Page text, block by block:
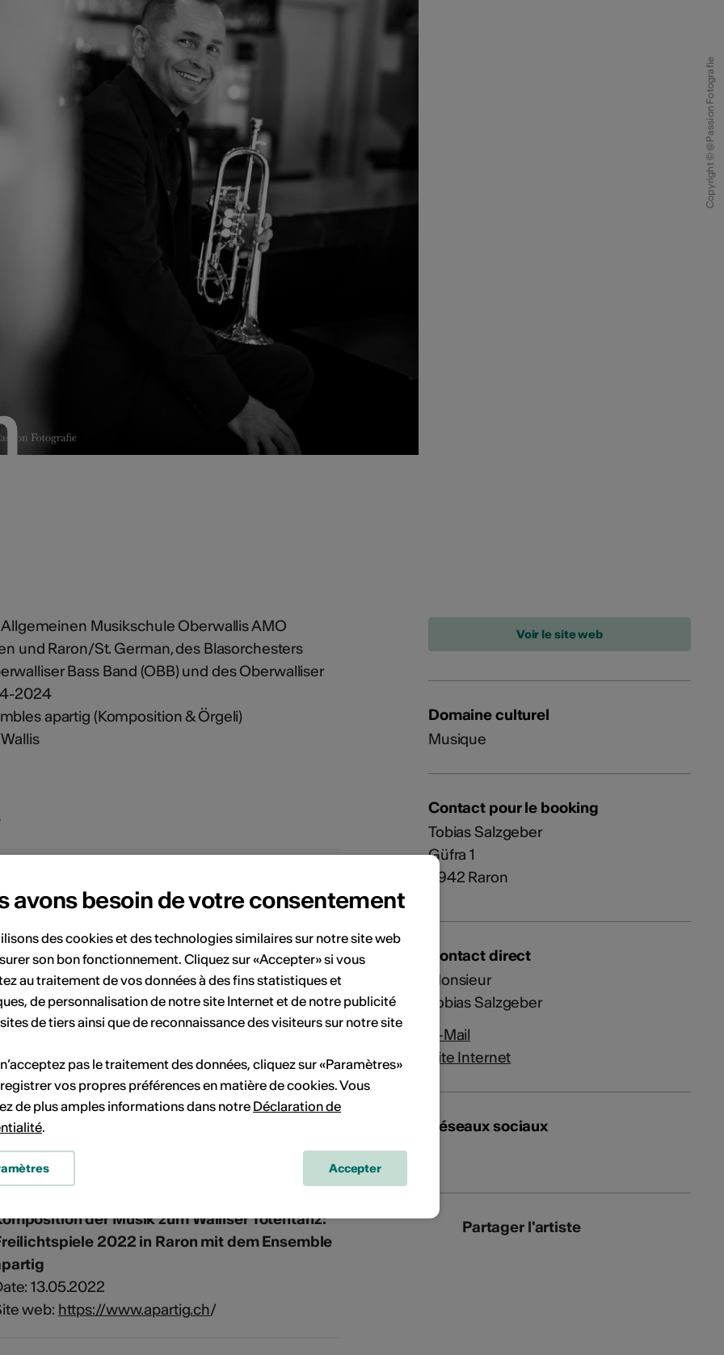
Copyright © @Passion Fotografie
Musikschule Oberwallis AMO
und Raron/St. German, des Blasorchesters
Bass Band (OBB) und des Oberwalliser
2024
apartig (Komposition & Örgeli)
2000 Abschluss des Trompetenstudiums am
2004 Abschluss des Studiums der
bei Josef Gnos an der
in Luzern
2004 bis 2006 Studium der Direktion und
Maastricht
des Kantons Wallis
de reconnaissance: Prix
en: 2007
der Musik zum Walliser Totentanz:
2022 in Raron mit dem Ensemble
13.05.2022
web: https://www.apartig.ch/
Domaine culturel
Musique
Contact pour le booking
Tobias Salzgeber
Güfra 1
3942 Raron
Contact direct
Monsieur
Tobias Salzgeber
E-Mail
Site Internet
Réseaux sociaux
Partager l'artiste
avons besoin de votre consentement
des cookies et des technologies similaires sur notre site web
son bon fonctionnement. Cliquez sur «Accepter» si vous
au traitement de vos données à des fins statistiques et
de personnalisation de notre site Internet et de notre publicité
de tiers ainsi que de reconnaissance des visiteurs sur notre site
pas le traitement des données, cliquez sur «Paramètres»
vos propres préférences en matière de cookies. Vous
de plus amples informations dans notre Déclaration de
.
Accepter